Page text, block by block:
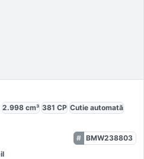
2.998 cm³ 381 CP Cutie automată
BMW238803